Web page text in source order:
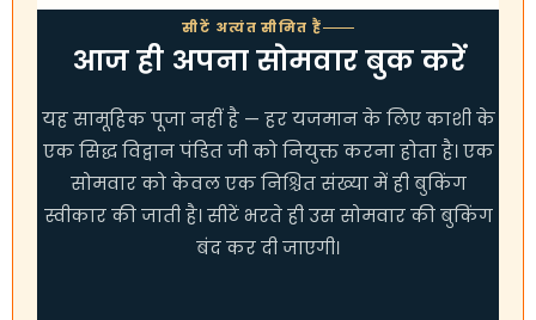
हाँ, आप बुकिंग फॉर्म में जितने सदस्यों का नाम चुनेंगे,
उन सभी के लिए अलग से संकल्प लिया जाएगा और
अलग पूजा की व्यवस्था की जाएगी।
सीटें अत्यंत सीमित हैं
आज ही अपना सोमवार बुक करें
यह सामूहिक पूजा नहीं है — हर यजमान के लिए काशी के
एक सिद्ध विद्वान पंडित जी को नियुक्त करना होता है। एक
सोमवार को केवल एक निश्चित संख्या में ही बुकिंग
स्वीकार की जाती है। सीटें भरते ही उस सोमवार की बुकिंग
बंद कर दी जाएगी।